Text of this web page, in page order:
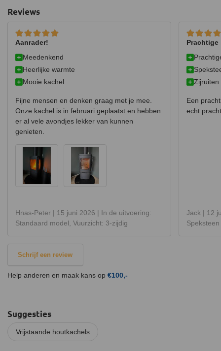
Reviews
Aanrader!
Hnas-Peter | 15 juni 2026 | In de uitvoering:
Standaard model, Vuurzicht: 3-zijdig
Meedenkend
Heerlijke warmte
Mooie kachel
Fijne mensen en denken graag met je mee.
Onze kachel is in februari geplaatst en hebben
er al vele avondjes lekker van kunnen
genieten.
Prachtige
Jack | 12
Zijruiten
Een
echt
Schrijf een review
Help anderen en maak kans op €100,-
Suggesties
Vrijstaande houtkachels